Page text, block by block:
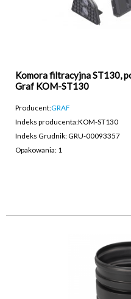
Komora filtracyjna ST130,
Graf KOM-ST130
Producent:GRAF
Indeks producenta:KOM-ST130
Indeks Grudnik: GRU-00093357
Opakowania: 1